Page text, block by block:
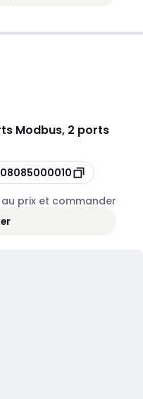
Modbus, 2 ports
08085000010
prix et commander